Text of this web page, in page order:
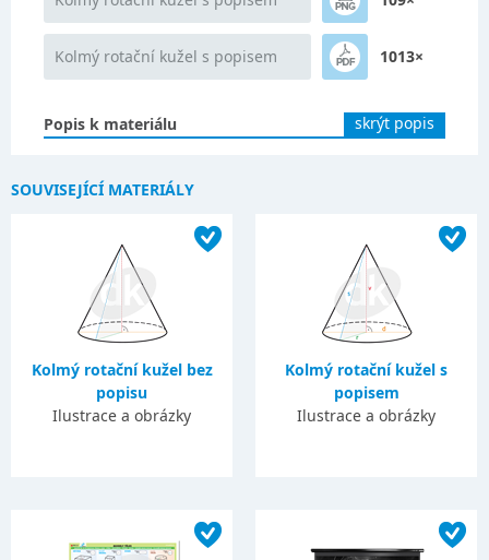
Kolmý rotační kužel s popisem 1013×
Popis k materiálu skrýt popis
SOUVISEJÍCÍ MATERIÁLY
Kolmý rotační kužel bez
popisu
Ilustrace a obrázky
Kolmý rotační kužel s
popisem
Ilustrace a obrázky